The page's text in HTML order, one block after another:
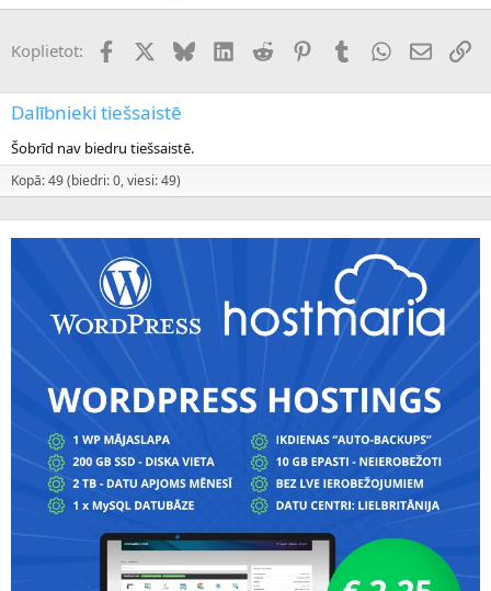
Koplietot: FacebookX (Twitter)
BlueskyLinkedInReddit PinterestTumblrWhatsApp
E-pasts
Dalībnieki tiešsaistē
Šobrīd nav biedru tiešsaistē.
Kopā: 49 (biedri: 0, viesi: 49)